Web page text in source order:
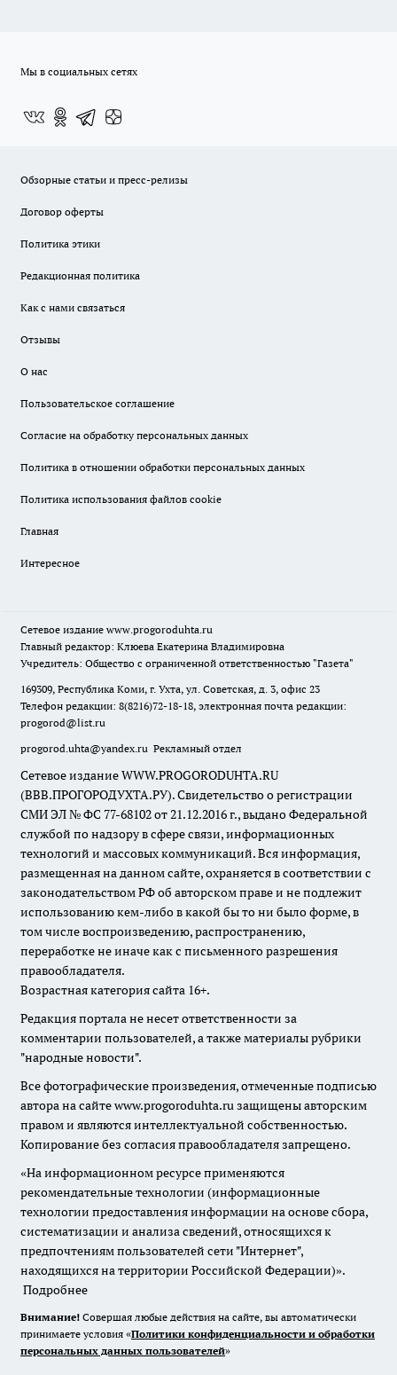
Мы в социальных сетях
Обзорные статьи и пресс-релизы
Договор оферты
Политика этики
Редакционная политика
Как с нами связаться
Отзывы
О нас
Пользовательское соглашение
Согласие на обработку персональных данных
Политика в отношении обработки персональных данных
Политика использования файлов cookie
Главная
Интересное
Сетевое издание www.progoroduhta.ru
Главный редактор: Клюева Екатерина Владимировна
Учредитель: Общество с ограниченной ответственностью "Газета"
169309, Республика Коми, г. Ухта, ул. Советская, д. 3, офис 23
Телефон редакции: 8(8216)72-18-18, электронная почта редакции:
progorod@list.ru
progorod.uhta@yandex.ru Рекламный отдел
Сетевое издание WWW.PROGORODUHTA.RU
(ВВВ.ПРОГОРОДУХТА.РУ). Свидетельство о регистрации
СМИ ЭЛ № ФС 77-68102 от 21.12.2016 г., выдано Федеральной
службой по надзору в сфере связи, информационных
технологий и массовых коммуникаций. Вся информация,
размещенная на данном сайте, охраняется в соответствии с
законодательством РФ об авторском праве и не подлежит
использованию кем-либо в какой бы то ни было форме, в
том числе воспроизведению, распространению,
переработке не иначе как с письменного разрешения
правообладателя.
Возрастная категория сайта 16+.
Редакция портала не несет ответственности за
комментарии пользователей, а также материалы рубрики
"народные новости".
Все фотографические произведения, отмеченные подписью
автора на сайте www.progoroduhta.ru защищены авторским
правом и являются интеллектуальной собственностью.
Копирование без согласия правообладателя запрещено.
«На информационном ресурсе применяются
рекомендательные технологии (информационные
технологии предоставления информации на основе сбора,
систематизации и анализа сведений, относящихся к
предпочтениям пользователей сети "Интернет",
находящихся на территории Российской Федерации)».
Подробнее
Внимание! Совершая любые действия на сайте, вы автоматически
принимаете условия «Политики конфиденциальности и обработки
персональных данных пользователей»